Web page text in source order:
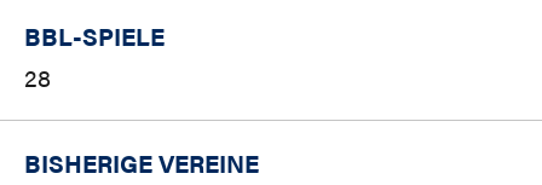
BBL-SPIELE
28
BISHERIGE VEREINE